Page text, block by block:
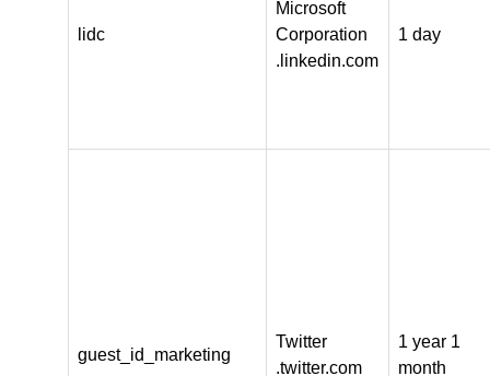
lidc
Microsoft
Corporation
.linkedin.com
1 day
guest_id_marketing
Twitter
.twitter.com
1 year 1
month